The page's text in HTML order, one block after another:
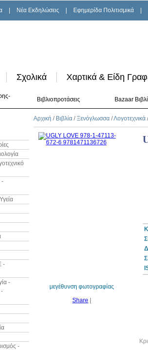
Νέα Εκδηλώσεις Εφημερίδα Πολιτισμικά
Σχολικά Χαρτικά & Είδη
Βιβλιοπροτάσεις Bazaar
-
-
-
-
-
Αρχική / Βιβλία /Ξενόγλωσσα /Λογοτεχνικά
μεγέθυνση φωτογραφίας
Share